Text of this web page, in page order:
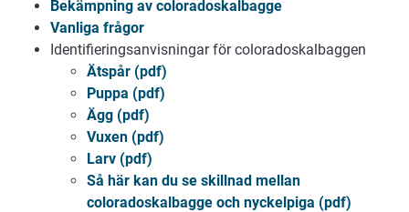
Bekämpning av coloradoskalbagge
Vanliga frågor
Identifieringsanvisningar för coloradoskalbaggen
Ätspår (pdf)
Puppa (pdf)
Ägg (pdf)
Vuxen (pdf)
Larv (pdf)
Så här kan du se skillnad mellan
coloradoskalbagge och nyckelpiga (pdf)